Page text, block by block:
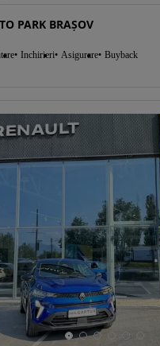
PARK BRAȘOV
Inchirieri Asigurare Buyback